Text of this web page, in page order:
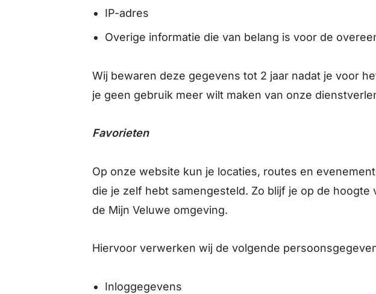
IP-adres
Overige informatie die van belang is voor de
Wij bewaren deze gegevens tot 2 jaar nadat je voor
je geen gebruik meer wilt maken van onze
Favorieten
Op onze website kun je locaties, routes en
die je zelf hebt samengesteld. Zo blijf je op de
de Mijn Veluwe omgeving.
Hiervoor verwerken wij de volgende
Inloggegevens